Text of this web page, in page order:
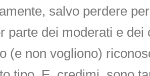
salvo perdere
parte dei moderati e dei
(e non vogliono)